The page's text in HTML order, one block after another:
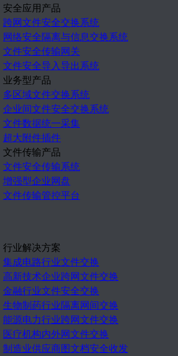
安全应用产品
跨网文件安全交换系统
网络安全隔离与信息交换系统
文件安全传输网关
文件安全导入导出系统
业务型产品
多区域文件交换系统
企业间文件安全交换系统
文件数据统一采集
超大附件插件
文件传输产品
文件安全传输系统
增强型企业网盘
文件传输管控平台
行业解决方案
集成电路行业文件交换
高新技术企业跨网文件交换
金融行业文件安全交换
生物制药行业隔离网间交换
能源电力行业跨网文件交换
医疗机构内外网文件交换
制造业供应商图文档安全收发